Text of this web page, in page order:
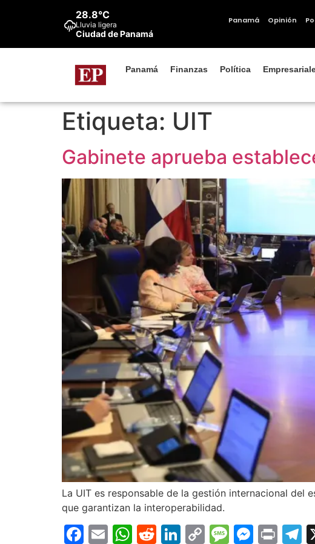
28.8°C
Lluvia ligera
Ciudad de Panamá
Panamá Opinión
Panamá Finanzas Política
Etiqueta: UIT
Gabinete aprueba
La UIT es responsable de la gestión internacional
que garantizan la interoperabilidad.
Facebook
EmailWhatsApp
Reddit
LinkedIn
CopyMessage